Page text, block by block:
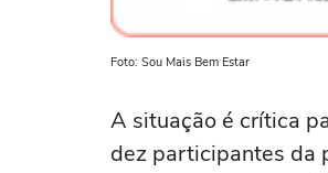
Foto: Sou Mais Bem Estar
A situação é crítica
dez participantes da